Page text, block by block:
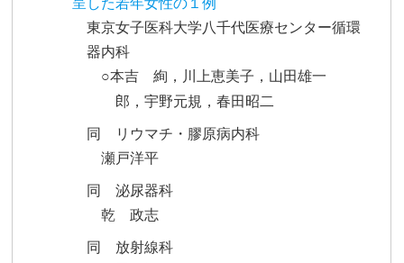
呈した若年女性の１例
東京女子医科大学八千代医療センター循環
器内科
○本吉 絢，川上恵美子，山田雄一
郎，宇野元規，春田昭二
同 リウマチ・膠原病内科
瀬戸洋平
同 泌尿器科
乾 政志
同 放射線科